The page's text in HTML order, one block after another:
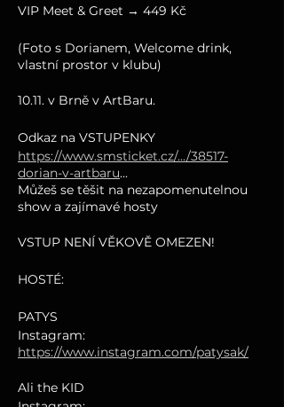
VIP Meet & Greet → 449 Kč
(Foto s Dorianem, Welcome drink,
vlastní prostor v klubu)
10.11. v Brně v ArtBaru.
Odkaz na VSTUPENKY
https://www.smsticket.cz/.../38517-
dorian-v-artbaru...
Můžeš se těšit na nezapomenutelnou
show a zajímavé hosty
VSTUP NENÍ VĚKOVĚ OMEZEN!
HOSTÉ:
PATYS
Instagram:
https://www.instagram.com/patysak/
Ali the KID